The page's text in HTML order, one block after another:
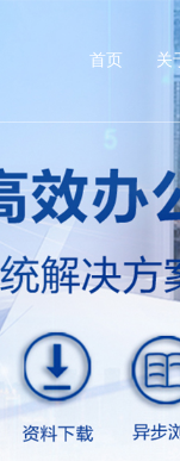
首页 关